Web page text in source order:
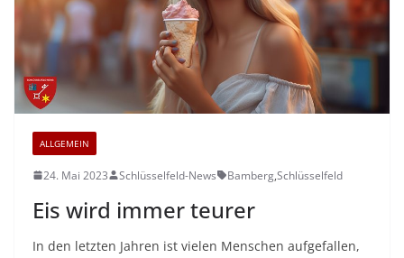
ALLGEMEIN
24. Mai 2023 Schlüsselfeld-News Bamberg,Schlüsselfeld
Eis wird immer teurer
In den letzten Jahren ist vielen Menschen aufgefallen,